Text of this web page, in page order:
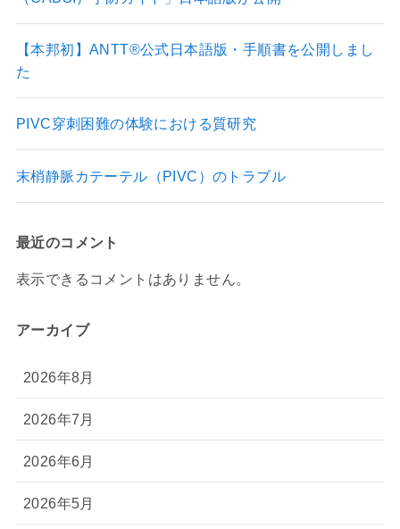
【本邦初】ANTT®公式日本語版・手順書を公開しまし
た
PIVC穿刺困難の体験における質研究
末梢静脈カテーテル（PIVC）のトラブル
最近のコメント
表示できるコメントはありません。
アーカイブ
2026年8月
2026年7月
2026年6月
2026年5月